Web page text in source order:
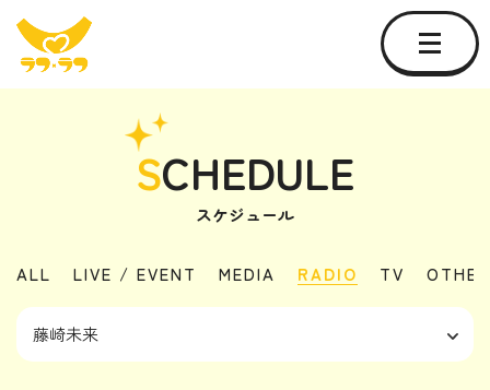
SCHEDULE
スケジュール
ALL LIVE / EVENT MEDIA RADIO TV OTHER